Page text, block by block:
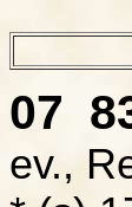
07
ev.,